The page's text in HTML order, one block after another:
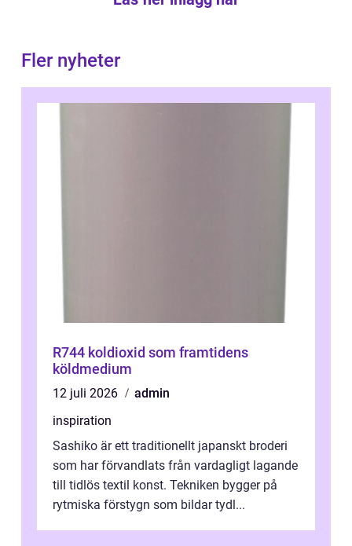
Fler nyheter
R744 koldioxid som framtidens
köldmedium
12 juli 2026
admin
inspiration
Sashiko är ett traditionellt japanskt broderi
som har förvandlats från vardagligt lagande
till tidlös textil konst. Tekniken bygger på
rytmiska förstygn som bildar tydl...